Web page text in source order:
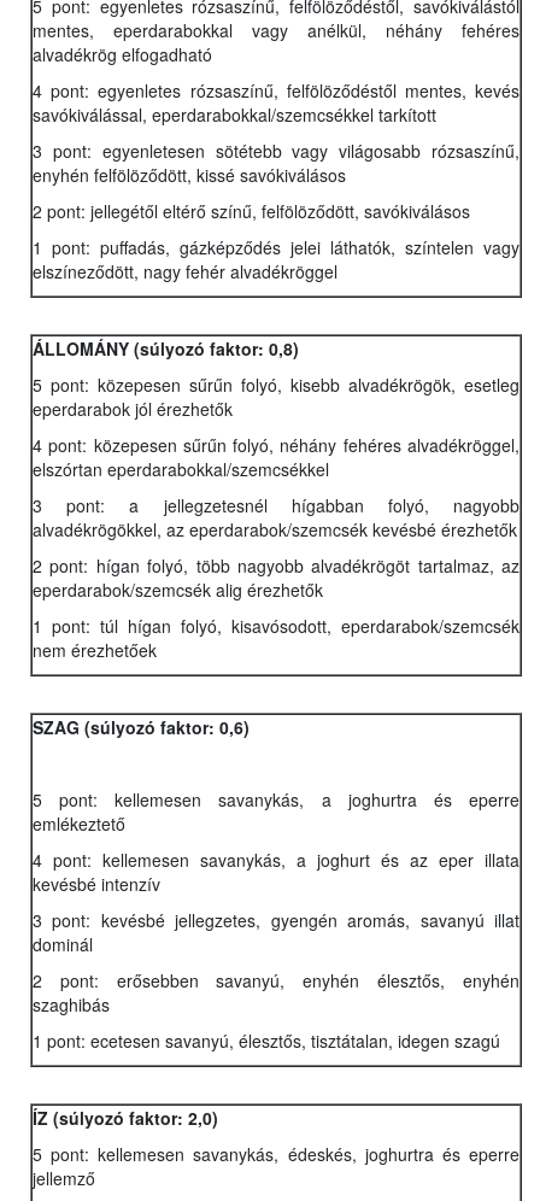
5 pont: egyenletes rózsaszínű, felfölöződéstől, savókiválástól
mentes, eperdarabokkal vagy anélkül, néhány fehéres
alvadékrög elfogadható
4 pont: egyenletes rózsaszínű, felfölöződéstől mentes, kevés
savókiválással, eperdarabokkal/szemcsékkel tarkított
3 pont: egyenletesen sötétebb vagy világosabb rózsaszínű,
enyhén felfölöződött, kissé savókiválásos
2 pont: jellegétől eltérő színű, felfölöződött, savókiválásos
1 pont: puffadás, gázképződés jelei láthatók, színtelen vagy
elszíneződött, nagy fehér alvadékröggel
ÁLLOMÁNY (súlyozó faktor: 0,8)
5 pont: közepesen sűrűn folyó, kisebb alvadékrögök, esetleg
eperdarabok jól érezhetők
4 pont: közepesen sűrűn folyó, néhány fehéres alvadékröggel,
elszórtan eperdarabokkal/szemcsékkel
3 pont: a jellegzetesnél hígabban folyó, nagyobb
alvadékrögökkel, az eperdarabok/szemcsék kevésbé érezhetők
2 pont: hígan folyó, több nagyobb alvadékrögöt tartalmaz, az
eperdarabok/szemcsék alig érezhetők
1 pont: túl hígan folyó, kisavósodott, eperdarabok/szemcsék
nem érezhetőek
SZAG (súlyozó faktor: 0,6)
5 pont: kellemesen savanykás, a joghurtra és eperre
emlékeztető
4 pont: kellemesen savanykás, a joghurt és az eper illata
kevésbé intenzív
3 pont: kevésbé jellegzetes, gyengén aromás, savanyú illat
dominál
2 pont: erősebben savanyú, enyhén élesztős, enyhén
szaghibás
1 pont: ecetesen savanyú, élesztős, tisztátalan, idegen szagú
ÍZ (súlyozó faktor: 2,0)
5 pont: kellemesen savanykás, édeskés, joghurtra és eperre
jellemző